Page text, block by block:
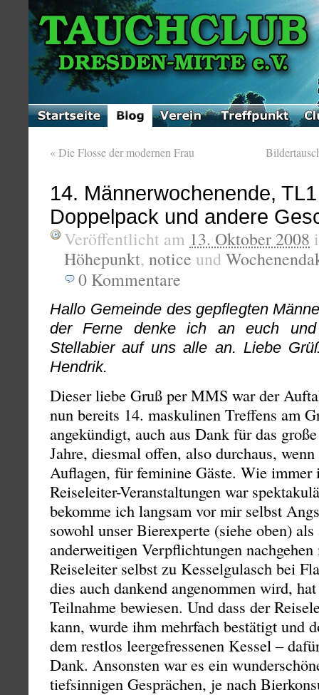
«Die Flosse der modernen Frau
14. Männerwochenende,
Doppelpack und andere
Veröffentlicht am 13. Oktober 2008
Höhepunkt, notice und
0 Kommentare
Hallo Gemeinde des gepflegten
der Ferne denke ich an euch
Stellabier auf uns alle an. Liebe
Hendrik.
Dieser liebe Gruß per MMS war der
nun bereits 14. maskulinen Treffens am
angekündigt, auch aus Dank für das
Jahre, diesmal offen, also durchaus,
Auflagen, für feminine Gäste. Wie
Reiseleiter-Veranstaltungen war
bekomme ich langsam vor mir selbst
sowohl unser Bierexperte (siehe oben)
anderweitigen Verpflichtungen
Reiseleiter selbst zu Kesselgulasch bei
dies auch dankend angenommen wird,
Teilnahme bewiesen. Und dass der
kann, wurde ihm mehrfach bestätigt und
dem restlos leergefressenen Kessel –
Dank. Ansonsten war es ein
tiefsinnigen Gesprächen, je nach